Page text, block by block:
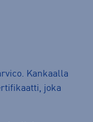
Kankaalla
joka